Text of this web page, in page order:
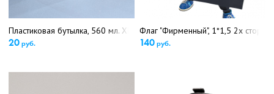
Пластиковая бутылка, 560 мл. ХК "Динамо-Минск"(5023)
20руб.
Флаг "Фирменный", 1*1,5 2х
140 руб.